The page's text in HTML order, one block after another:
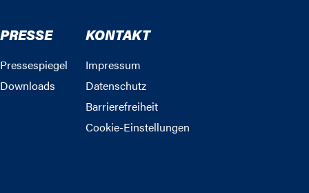
PRESSE
Pressespiegel
Downloads
KONTAKT
Impressum
Datenschutz
Barrierefreiheit
Cookie-Einstellungen